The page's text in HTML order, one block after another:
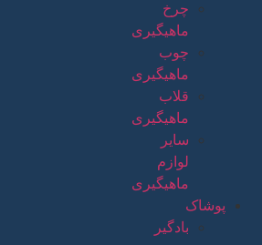
چرخ
ماهیگیری
چوب
ماهیگیری
قلاب
ماهیگیری
سایر
لوازم
ماهیگیری
پوشاک
بادگیر